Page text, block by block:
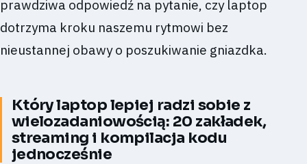
prawdziwa odpowiedź na pytanie, czy laptop
dotrzyma kroku naszemu rytmowi bez
nieustannej obawy o poszukiwanie gniazdka.
Który laptop lepiej radzi sobie z
wielozadaniowością: 20 zakładek,
streaming i kompilacja kodu
jednocześnie